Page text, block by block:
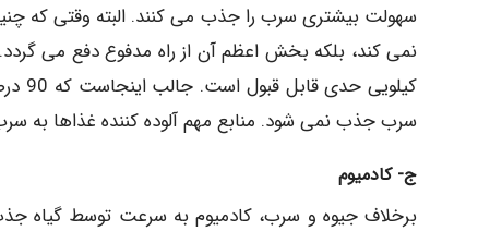
سهولت بیشتری سرب را جذب می کنند. البته وقتی که
سرب جذب نمی شود. منابع مهم آلوده کننده غذاها به
ج- کادمیوم
برخلاف جیوه و سرب، کادمیوم به سرعت توسط گیاه